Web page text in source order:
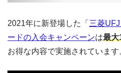
2021年に新登場した「 三菱
ードの入会キャンペーンは最大
お得な内容で実施されています